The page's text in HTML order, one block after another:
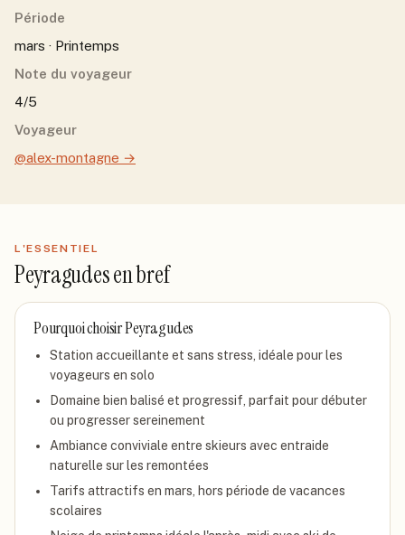
Période
mars · Printemps
Note du voyageur
4/5
Voyageur
@alex-montagne →
L'ESSENTIEL
Peyragudesen bref
Pourquoi choisirPeyragudes
Station accueillante et sans stress, idéale pour les
voyageurs en solo
Domaine bien balisé et progressif, parfait pour débuter
ou progresser sereinement
Ambiance conviviale entre skieurs avec entraide
naturelle sur les remontées
Tarifs attractifs en mars, hors période de vacances
scolaires